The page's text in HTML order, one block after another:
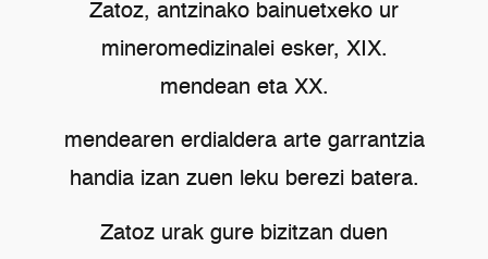
Zatoz, antzinako bainuetxeko ur
mineromedizinalei esker, XIX.
mendean eta XX.
mendearen erdialdera arte garrantzia
handia izan zuen leku berezi batera.
Zatoz urak gure bizitzan duen